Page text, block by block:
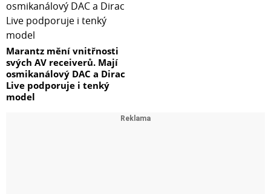
Marantz mění vnitřnosti
svých AV receiverů. Mají
osmikanálový DAC a Dirac
Live podporuje i tenký
model